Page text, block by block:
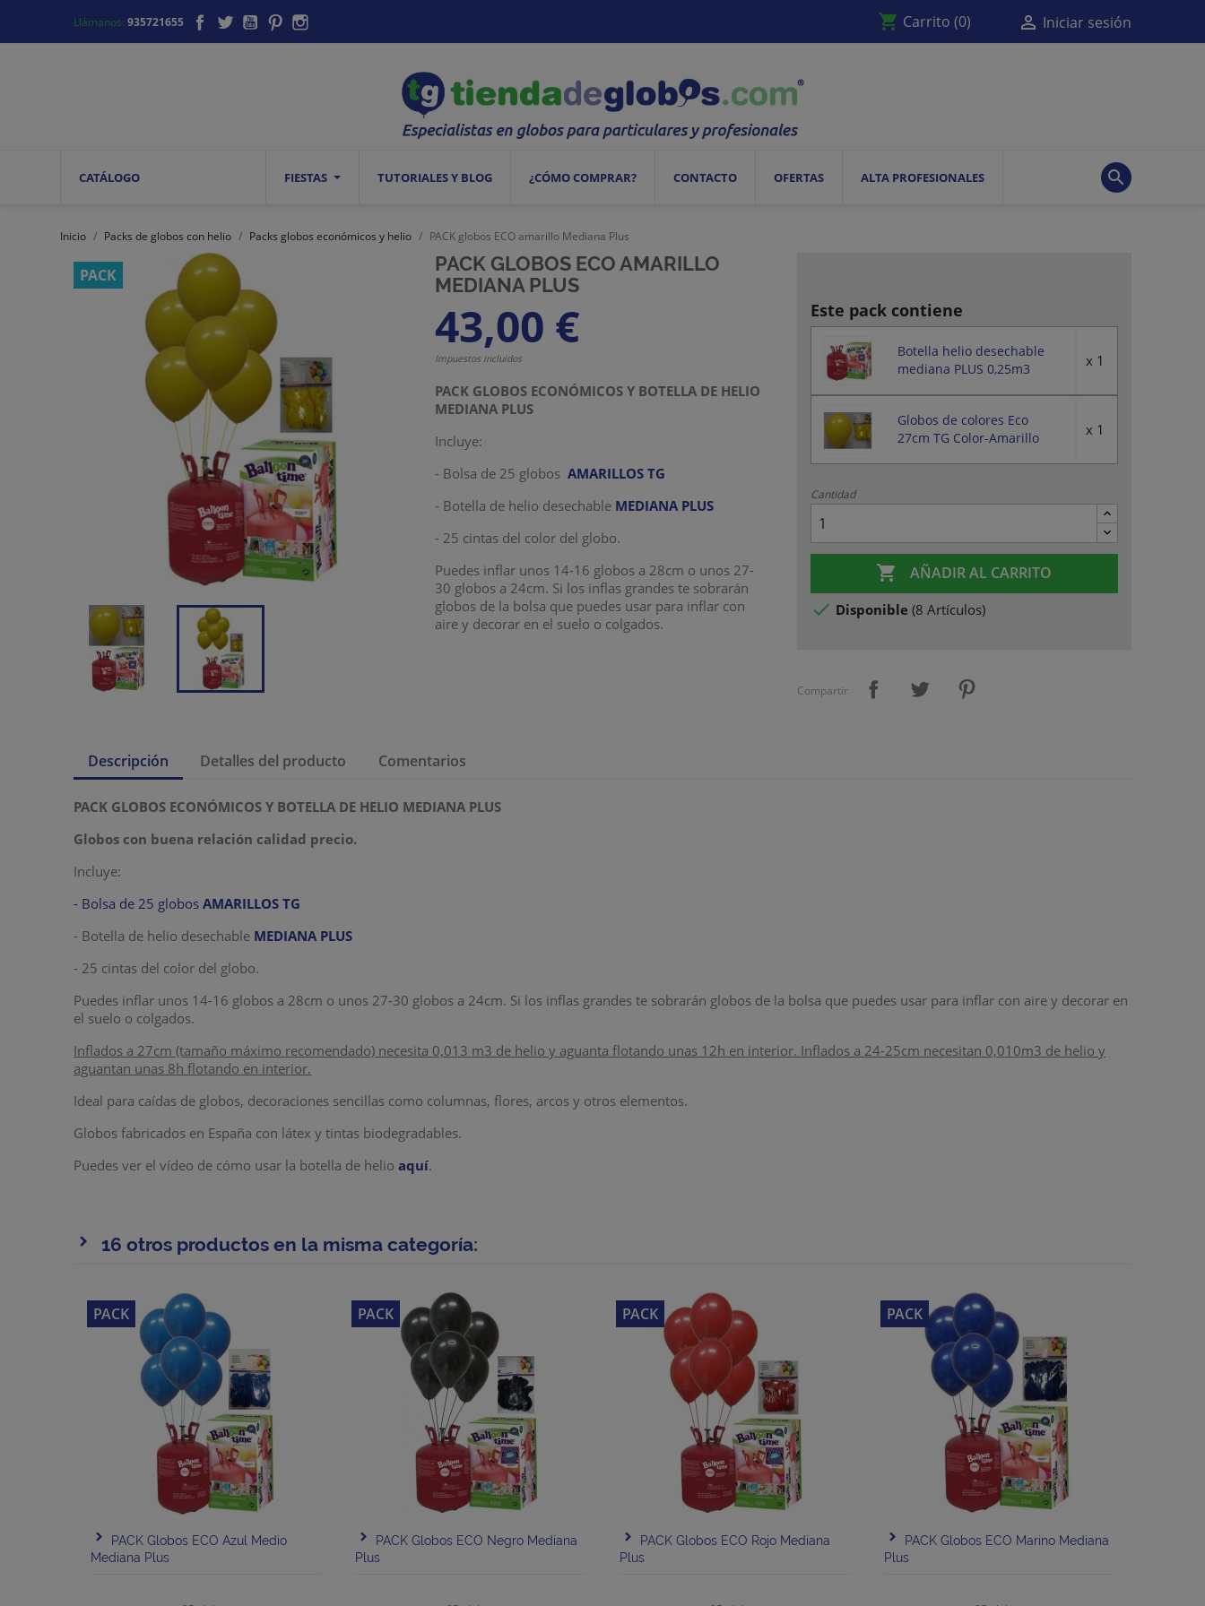
Llámanos:935721655 Facebook
TwitterYouTubePinterest shopping_cart Carrito (0)  Iniciar sesión
CATÁLOGO FIESTAS TUTORIALES Y BLOG ¿CÓMO COMPRAR? CONTACTO OFERTAS ALTA PROFESIONALES 
Inicio Packs de globos con helio Packs globos económicos y helio PACK globos ECO amarillo Mediana Plus
PACK
PACK GLOBOS ECO AMARILLO
MEDIANA PLUS
43,00 €
Impuestos incluidos
PACK GLOBOS ECONÓMICOS Y BOTELLA DE HELIO
MEDIANA PLUS
Incluye:
- Bolsa de 25 globos AMARILLOS TG
- Botella de helio desechable MEDIANA PLUS
- 25 cintas del color del globo.
Puedes inflar unos 14-16 globos a 28cm o unos 27-
30 globos a 24cm. Si los inflas grandes te sobrarán
globos de la bolsa que puedes usar para inflar con
aire y decorar en el suelo o colgados.
Este pack contiene
Botella helio desechable
mediana PLUS 0,25m3
x 1
Globos de colores Eco
27cm TG Color-Amarillo
x 1
Cantidad
 AÑADIR AL CARRITO
 Disponible (8 Artículos)
Compartir
Descripción Detalles del producto Comentarios
PACK GLOBOS ECONÓMICOS Y BOTELLA DE HELIO MEDIANA PLUS
Globos con buena relación calidad precio.
Incluye:
- Bolsa de 25 globos AMARILLOS TG
- Botella de helio desechable MEDIANA PLUS
- 25 cintas del color del globo.
Puedes inflar unos 14-16 globos a 28cm o unos 27-30 globos a 24cm. Si los inflas grandes te sobrarán globos de la bolsa que puedes usar para inflar con aire y decorar en
el suelo o colgados.
Inflados a 27cm (tamaño máximo recomendado) necesita 0,013 m3 de helio y aguanta flotando unas 12h en interior. Inflados a 24-25cm necesitan 0,010m3 de helio y
aguantan unas 8h flotando en interior.
Ideal para caídas de globos, decoraciones sencillas como columnas, flores, arcos y otros elementos.
Globos fabricados en España con látex y tintas biodegradables.
Puedes ver el vídeo de cómo usar la botella de helioaquí.
16 otros productos en la misma categoría:
PACK Globos ECO Azul Medio
Mediana Plus
PACK
PACK Globos ECO Negro Mediana
Plus
PACK
PACK Globos ECO Rojo Mediana
Plus
PACK
PACK Globos ECO Marino Mediana
Plus
PACK